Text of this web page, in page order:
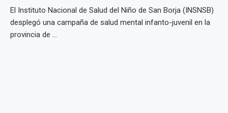
El Instituto Nacional de Salud del Niño de San Borja (INSNSB)
desplegó una campaña de salud mental infanto-juvenil en la
provincia de ...